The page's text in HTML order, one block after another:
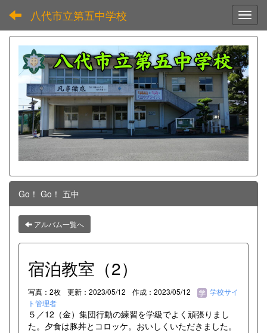
八代市立第五中学校
Go！ Go！ 五中
アルバム一覧へ
宿泊教室（2）
写真：2枚 更新：2023/05/12 作成：2023/05/12
学校サイ
ト管理者
５／12（金）集団行動の練習を学級でよく頑張りまし
た。夕食は豚丼とコロッケ。おいしくいただきました。